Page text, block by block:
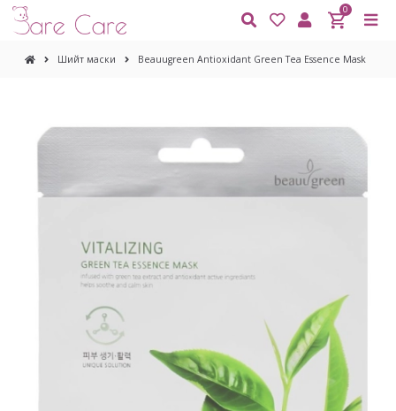
0
Шийт маски Beauugreen Antioxidant Green Tea Essence Mask